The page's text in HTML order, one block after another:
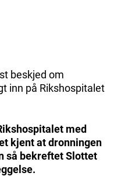
beskjed om
inn på Rikshospitalet
med
kjent at dronningen
så bekreftet Slottet